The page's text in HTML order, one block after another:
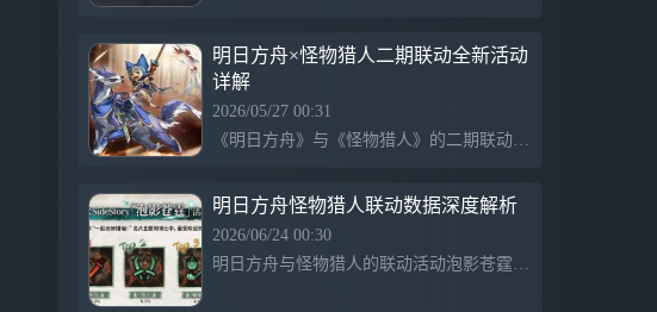
明日方舟×怪物猎人二期联动全新活动
详解
2026/05/27 00:31
《明日方舟》与《怪物猎人》的二期联动正式宣布，新的sidestory「泡影苍霆」将于6月1日至6月22日期间限时开放，推出三位新干员和众多新内容及复刻福利。这次活动带来了 狩猎风格的新时装和全新的主题皮肤，同时还复刻了「落叶逐火」活动，包含限时寻访、签到活动及限时家具解锁等丰富内容。
明日方舟怪物猎人联动数据深度解析
2026/06/24 00:30
明日方舟与怪物猎人的联动活动泡影苍霆已结束，官方公布了期间的统计数据，显示玩家们在武器选择上偏爱太刀，占比达58.3%，双刀和操虫棍分别为9.3%和4.86%。此外，获得联动头像礼包的玩家中，“很好奇的猫”的选择较多。战斗操作方面，翔虫技泡影流大冲击备受欢迎，玩家累计完成御龙操作6409次，影丝蛛成被击次数最多的敌人，活动中高难度环节也引发了玩家投入大量精力。